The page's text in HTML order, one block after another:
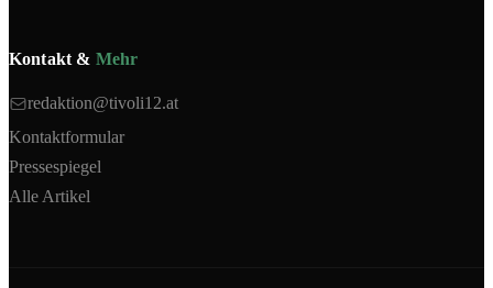
Kontakt & Mehr
redaktion@tivoli12.at
Kontaktformular
Pressespiegel
Alle Artikel